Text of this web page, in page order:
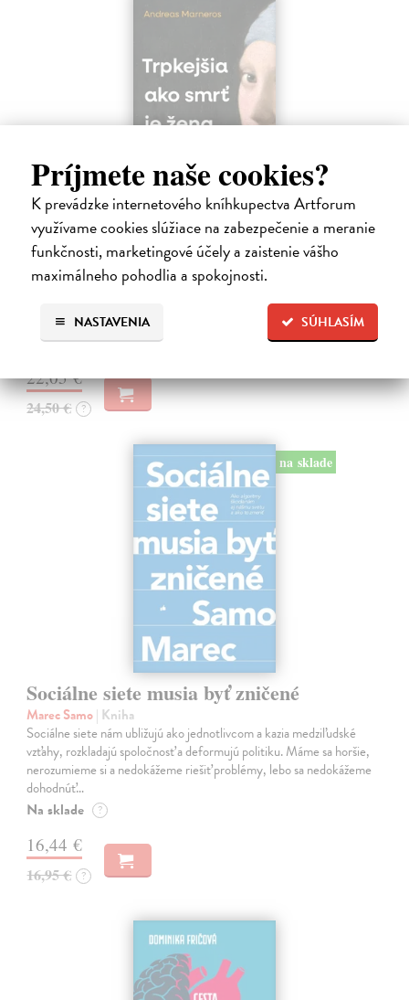
Príjmete naše cookies?
K prevádzke internetového kníhkupectva Artforum
využívame cookies slúžiace na zabezpečenie a meranie
funkčnosti, marketingové účely a zaistenie vášho
maximálneho pohodlia a spokojnosti.
SÚHLASÍM
NASTAVENIA
Trpkejšia ako smrť je žena
Marneros Andreas| Kniha
JE TO MOŽNO NAJVÄČŠIA REVOLÚCIA NAŠICH DNÍ:
rovnocennosť a rovnoprávnosť ženy a muža. Vojna a mier medzi
pohlaviami sa však nezačali feminizmom 20. storočia, ale ich
spolužitím.
Zasielame do 14 dní
22,05 €
24,50 € ?
na sklade
Sociálne siete musia byť zničené
Marec Samo| Kniha
Sociálne siete nám ubližujú ako jednotlivcom a kazia medziľudské
vzťahy, rozkladajú spoločnosť a deformujú politiku. Máme sa horšie,
nerozumieme si a nedokážeme riešiť problémy, lebo sa nedokážeme
dohodnúť…
Na sklade ?
16,44 €
16,95 € ?